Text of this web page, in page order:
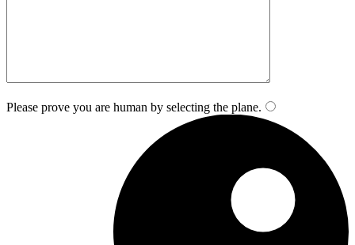
Please prove you are human by selecting the plane.